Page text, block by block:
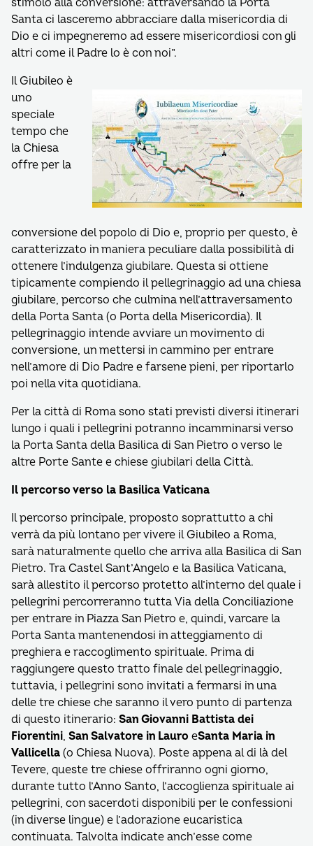
stimolo alla conversione: attraversando la Porta
Santa ci lasceremo abbracciare dalla misericordia di
Dio e ci impegneremo ad essere misericordiosi con gli
altri come il Padre lo è con noi”.
Il Giubileo è
uno
speciale
tempo che
la Chiesa
offre per la
conversione del popolo di Dio e, proprio per questo, è
caratterizzato in maniera peculiare dalla possibilità di
ottenere l’indulgenza giubilare. Questa si ottiene
tipicamente compiendo il pellegrinaggio ad una chiesa
giubilare, percorso che culmina nell’attraversamento
della Porta Santa (o Porta della Misericordia). Il
pellegrinaggio intende avviare un movimento di
conversione, un mettersi in cammino per entrare
nell’amore di Dio Padre e farsene pieni, per riportarlo
poi nella vita quotidiana.
Per la città di Roma sono stati previsti diversi itinerari
lungo i quali i pellegrini potranno incamminarsi verso
la Porta Santa della Basilica di San Pietro o verso le
altre Porte Sante e chiese giubilari della Città.
Il percorso verso la Basilica Vaticana
Il percorso principale, proposto soprattutto a chi
verrà da più lontano per vivere il Giubileo a Roma,
sarà naturalmente quello che arriva alla Basilica di San
Pietro. Tra Castel Sant’Angelo e la Basilica Vaticana,
sarà allestito il percorso protetto all’interno del quale i
pellegrini percorreranno tutta Via della Conciliazione
per entrare in Piazza San Pietro e, quindi, varcare la
Porta Santa mantenendosi in atteggiamento di
preghiera e raccoglimento spirituale. Prima di
raggiungere questo tratto finale del pellegrinaggio,
tuttavia, i pellegrini sono invitati a fermarsi in una
delle tre chiese che saranno il vero punto di partenza
di questo itinerario: San Giovanni Battista dei
Fiorentini, San Salvatore in Lauro eSanta Maria in
Vallicella (o Chiesa Nuova). Poste appena al di là del
Tevere, queste tre chiese offriranno ogni giorno,
durante tutto l’Anno Santo, l’accoglienza spirituale ai
pellegrini, con sacerdoti disponibili per le confessioni
(in diverse lingue) e l’adorazione eucaristica
continuata. Talvolta indicate anch’esse come